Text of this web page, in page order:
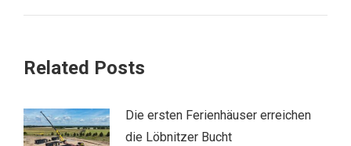
Related Posts
Die ersten Ferienhäuser erreichen
die Löbnitzer Bucht